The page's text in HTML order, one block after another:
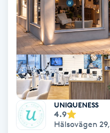
Skinbooster
Sklerosering
Skoinlägg
Skägg
Skäggfärgning
UNIQUENESS
4.9
Hälsovägen 29,